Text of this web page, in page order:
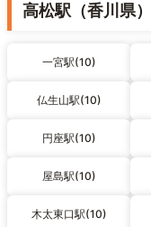
高松駅（香川県
一宮駅(10)
仏生山駅(10)
円座駅(10)
屋島駅(10)
木太東口駅(10)